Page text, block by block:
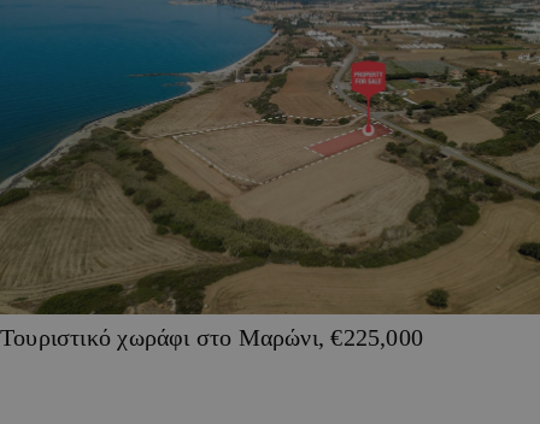
Τουριστικό χωράφι στο Μαρώνι, €225,000